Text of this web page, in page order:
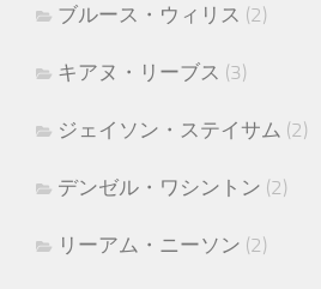
ブルース・ウィリス (2)
キアヌ・リーブス (3)
ジェイソン・ステイサム (2)
デンゼル・ワシントン (2)
リーアム・ニーソン (2)